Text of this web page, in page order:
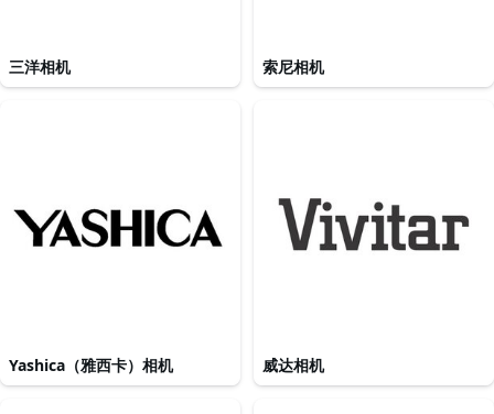
三洋相机 索尼相机
Yashica（雅西卡）相机 威达相机